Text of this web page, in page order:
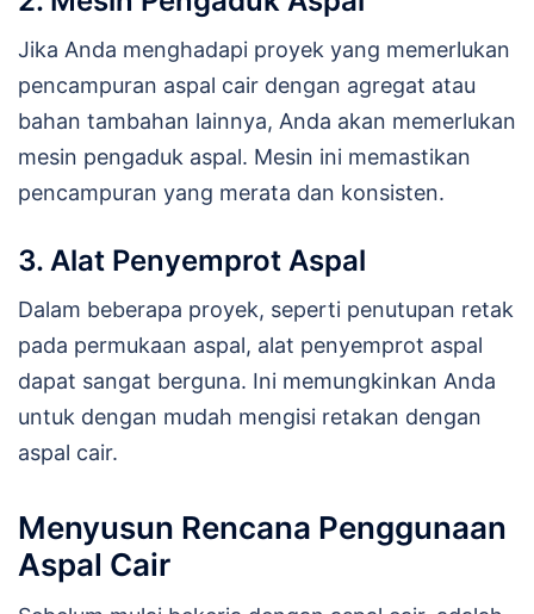
Jika Anda menghadapi proyek yang memerlukan
pencampuran aspal cair dengan agregat atau
bahan tambahan lainnya, Anda akan memerlukan
mesin pengaduk aspal. Mesin ini memastikan
pencampuran yang merata dan konsisten.
3. Alat Penyemprot Aspal
Dalam beberapa proyek, seperti penutupan retak
pada permukaan aspal, alat penyemprot aspal
dapat sangat berguna. Ini memungkinkan Anda
untuk dengan mudah mengisi retakan dengan
aspal cair.
Menyusun Rencana Penggunaan
Aspal Cair